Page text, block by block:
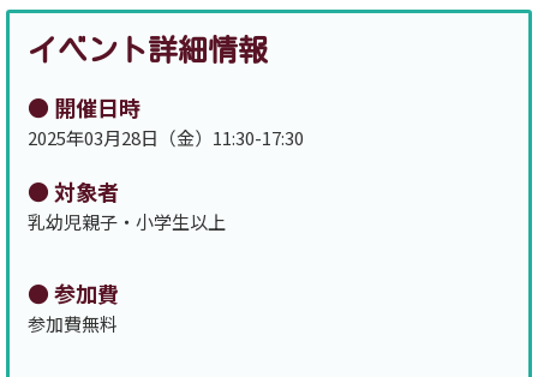
イベント詳細情報
● 開催日時
2025年03月28日（金） 11:30-17:30
● 対象者
乳幼児親子・小学生以上
● 参加費
参加費無料